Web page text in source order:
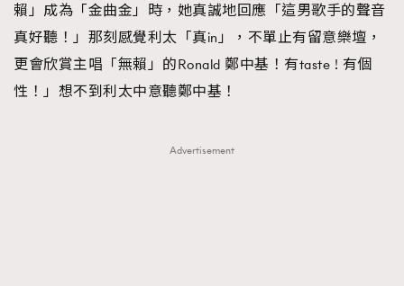
賴」成為「金曲金」時，她真誠地回應「這男歌手的聲音
真好聽！」那刻感覺利太「真in」，不單止有留意樂壇，
更會欣賞主唱「無賴」的Ronald 鄭中基！有taste ! 有個
性！」想不到利太中意聽鄭中基！
Advertisement